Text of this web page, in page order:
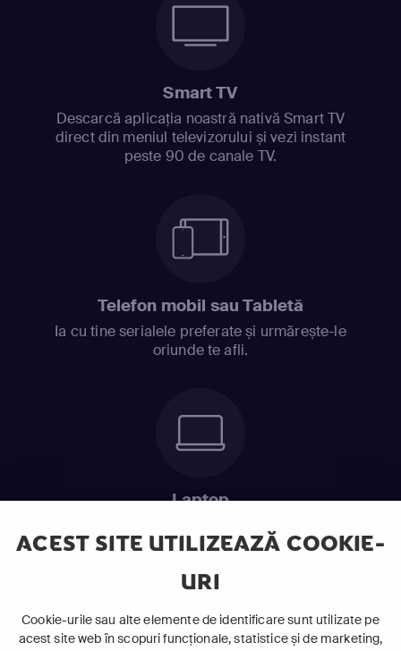
ACEST SITE UTILIZEAZĂ COOKIE-
URI
Cookie-urile sau alte elemente de identificare sunt utilizate pe
acest site web în scopuri funcționale, statistice și de marketing,
Smart TV
Descarcă aplicația noastră nativă Smart TV
direct din meniul televizorului și vezi instant
peste 90 de canale TV.
Telefon mobil sau Tabletă
Ia cu tine serialele preferate și urmărește-le
oriunde te afli.
Laptop
ABONEAZĂ-TE ACUM
Cerințe de sistem